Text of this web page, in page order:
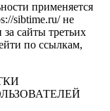
применяется
sibtime.ru/ не
за сайты третьих
по ссылкам,